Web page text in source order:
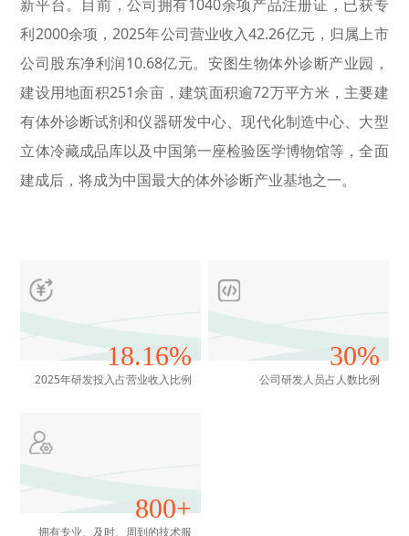
新平台。目前，公司拥有1040余项产品注册证，已获专
利2000余项，2025年公司营业收入42.26亿元，归属上市
公司股东净利润10.68亿元。安图生物体外诊断产业园，
建设用地面积251余亩，建筑面积逾72万平方米，主要建
有体外诊断试剂和仪器研发中心、现代化制造中心、大型
立体冷藏成品库以及中国第一座检验医学博物馆等，全面
建成后，将成为中国最大的体外诊断产业基地之一。
18.16%
2025年研发投入占营业收入比例
30%
公司研发人员占人数比例
800+
拥有专业、及时、周到的技术服